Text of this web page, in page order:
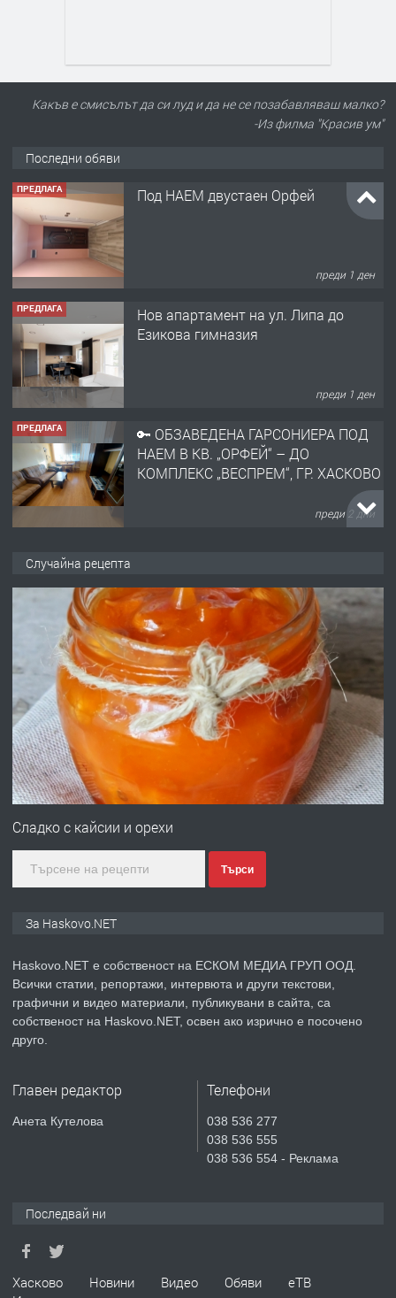
Какъв е смисълът да си луд и да не се позабавляваш малко?
-Из филма "Красив ум"
Последни обяви
ПРЕДЛАГА Под НАЕМ двустаен Орфей
преди 1 ден
ПРЕДЛАГА
Нов апартамент на ул. Липа до
Езикова гимназия
преди 1 ден
ПРЕДЛАГА
🔑 ОБЗАВЕДЕНА ГАРСОНИЕРА ПОД
НАЕМ В КВ. „ОРФЕЙ“ – ДО
КОМПЛЕКС „ВЕСПРЕМ“, ГР. ХАСКОВО
преди 2 дни
АПАРТАМЕНТ В ЦЕНТЪРА НА ГР.
ХАСКОВО
преди 3 дни
ПРЕДЛАГА Давам гараж под наем
преди 3 дни
ПРЕДЛАГА
№4120 Магазин/Офис под наем в кв.
градската градина!
преди 4 дни
ПРЕДЛАГА
Продавам парцел в гр. Хасково кв.
СГЛОБЯВАНЕ НА МЕБЕЛИ.
апартамент под наем в кв.
Случайна рецепта
Сладко с кайсии и орехи
Търси
За Haskovo.NET
Haskovo.NET е собственост на ЕСКОМ МЕДИА ГРУП ООД.
Всички статии, репортажи, интервюта и други текстови,
графични и видео материали, публикувани в сайта, са
собственост на Haskovo.NET, освен ако изрично е посочено
друго.
Главен редактор
Анета Кутелова
Телефони
038 536 277
038 536 555
038 536 554 - Реклама
Последвай ни
Хасково Новини Видео Обяви
еТВ